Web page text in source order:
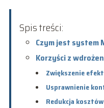
Spis treści:
Czym jest system
Korzyści z
Zwiększenie
Usprawnienie
Redukcja